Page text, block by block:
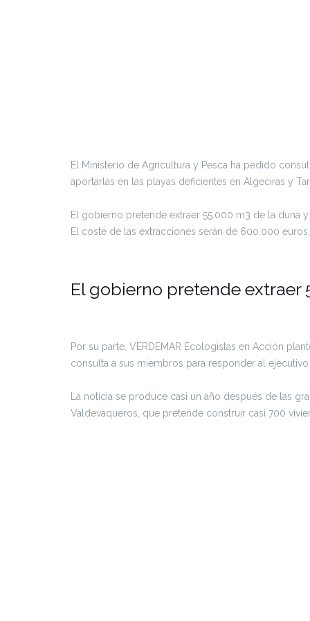
El Ministerio de Agricultura y Pesca ha pedido
aportarlas en las playas deficientes en Algeciras y
El gobierno pretende extraer 55.000 m3 de la duna
El coste de las extracciones serán de 600.000
El gobierno pretende extraer
Por su parte, VERDEMAR Ecologistas en Acción
consulta a sus miembros para responder al ejecutivo
La noticia se produce casi un año después de las
Valdevaqueros, que pretende construir casi 700